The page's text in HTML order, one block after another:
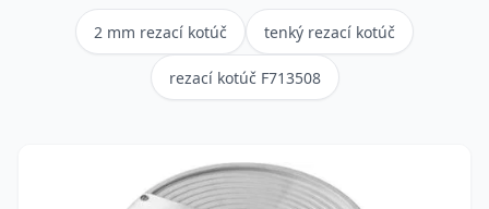
2 mm rezací kotúč tenký rezací kotúč
rezací kotúč F713508